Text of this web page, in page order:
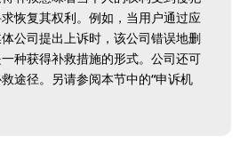
恢复其权利。例如，当用户通过应
公司提出上诉时，该公司错误地删
种获得补救措施的形式。公司还可
途径。另请参阅本节中的“申诉机